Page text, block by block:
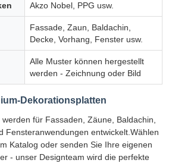
Akzo Nobel, PPG usw.
Fassade, Zaun, Baldachin,
Decke, Vorhang, Fenster usw.
Alle Muster können hergestellt
werden - Zeichnung oder Bild
Dekorationsplatten
für Fassaden, Zäune, Baldachin,
Fensteranwendungen entwickelt.Wählen
Katalog oder senden Sie Ihre eigenen
- unser Designteam wird die perfekte